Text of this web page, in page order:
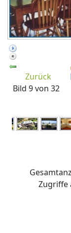
Zurück
Bild 9 von 32
Zugriffe